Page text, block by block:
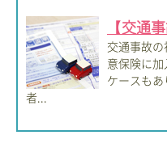
【交通
交通事故
意保険に
ケースも
者...